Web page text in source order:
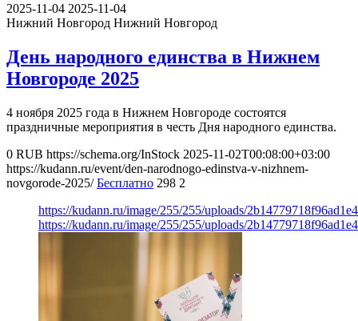
2025-11-04 2025-11-04
Нижний Новгород Нижний Новгород
День народного единства в Нижнем
Новгороде 2025
4 ноября 2025 года в Нижнем Новгороде состоятся
праздничные мероприятия в честь Дня народного единства.
0 RUB https://schema.org/InStock 2025-11-02T00:08:00+03:00
https://kudann.ru/event/den-narodnogo-edinstva-v-nizhnem-
novgorode-2025/ Бесплатно 298 2
https://kudann.ru/image/255/255/uploads/
https://kudann.ru/image/255/255/uploads/